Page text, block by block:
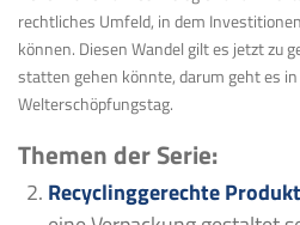
rechtliches Umfeld, in dem
können. Diesen Wandel gilt es jetzt zu
statten gehen könnte, darum geht es
Welterschöpfungstag.
Themen der Serie:
Recyclinggerechte